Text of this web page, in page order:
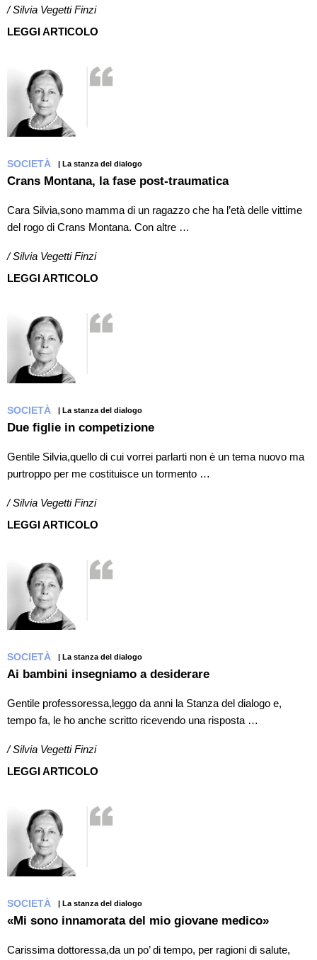
/ Silvia Vegetti Finzi
LEGGI ARTICOLO
SOCIETÀ | La stanza del dialogo
Crans Montana, la fase post-traumatica
Cara Silvia,sono mamma di un ragazzo che ha l’età delle vittime
del rogo di Crans Montana. Con altre …
/ Silvia Vegetti Finzi
LEGGI ARTICOLO
SOCIETÀ | La stanza del dialogo
Due figlie in competizione
Gentile Silvia,quello di cui vorrei parlarti non è un tema nuovo ma
purtroppo per me costituisce un tormento …
/ Silvia Vegetti Finzi
LEGGI ARTICOLO
SOCIETÀ | La stanza del dialogo
Ai bambini insegniamo a desiderare
Gentile professoressa,leggo da anni la Stanza del dialogo e,
tempo fa, le ho anche scritto ricevendo una risposta …
/ Silvia Vegetti Finzi
LEGGI ARTICOLO
SOCIETÀ | La stanza del dialogo
«Mi sono innamorata del mio giovane medico»
Carissima dottoressa,da un po’ di tempo, per ragioni di salute,